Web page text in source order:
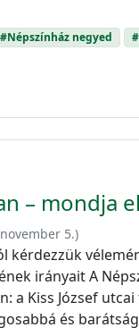
#Népszínház negyed
– mondja
5.)
kérdezzük
irányait A
a Kiss József
és